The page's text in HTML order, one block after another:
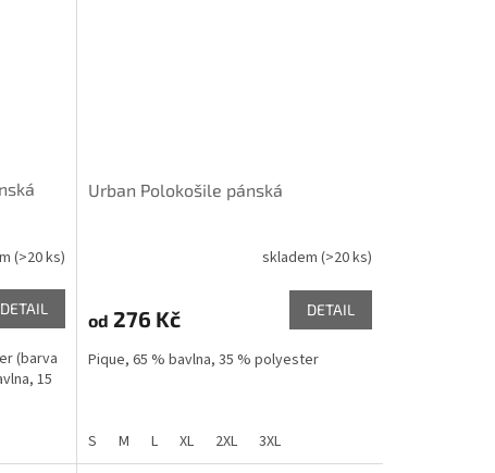
(>20 ks)
DETAIL
(barva
15
Urban Polokošile pánská
skladem (>20 ks)
od 276 Kč DETAIL
Pique, 65 % bavlna, 35 % polyester
S M L XL 2XL 3XL